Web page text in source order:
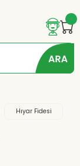
Hıyar Fidesi